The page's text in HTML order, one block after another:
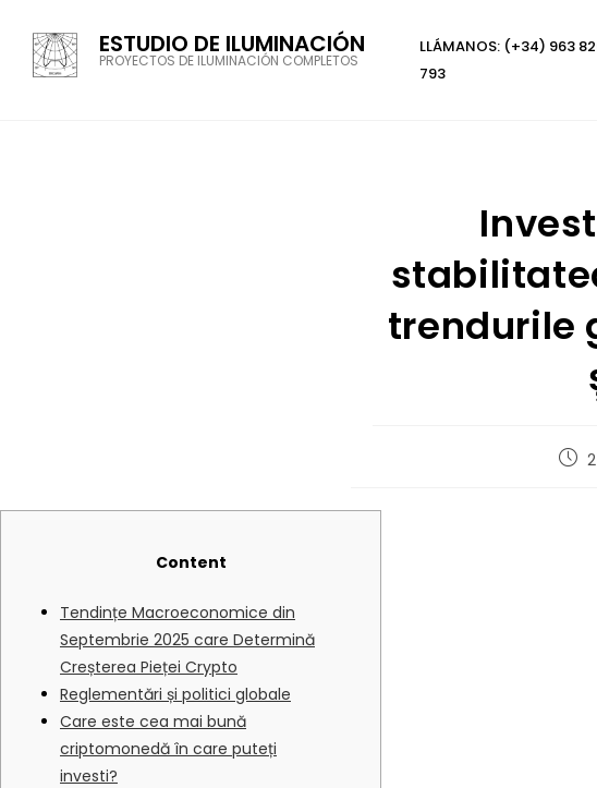
ESTUDIO DE ILUMINACIÓN
PROYECTOS DE ILUMINACIÓN COMPLETOS
LLÁMANOS: (+34) 963
793
trendurile
Content
Tendințe Macroeconomice din
Septembrie 2025 care Determină
Creșterea Pieței Crypto
Reglementări și politici globale
Care este cea mai bună
criptomonedă în care puteți
investi?